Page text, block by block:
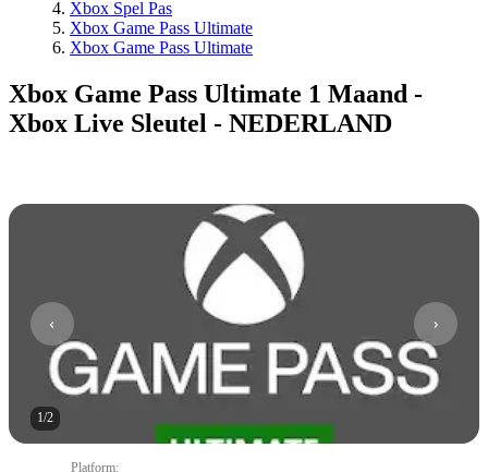
Xbox Spel Pas
Xbox Game Pass Ultimate
Xbox Game Pass Ultimate
Xbox Game Pass Ultimate 1 Maand -
Xbox Live Sleutel - NEDERLAND
1/2
Platform: